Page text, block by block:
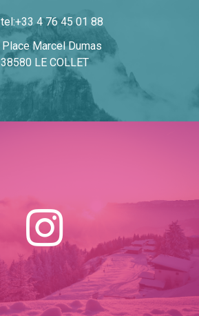
tel:+33 4 76 45 01 88
Place Marcel Dumas
38580 LE COLLET